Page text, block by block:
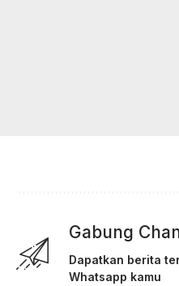
Gabung
Dapatkan berita
Whatsapp kamu